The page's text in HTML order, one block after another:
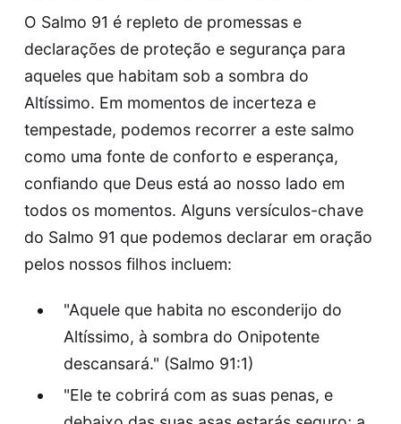
O Salmo 91 é repleto de promessas e
declarações de proteção e segurança para
aqueles que habitam sob a sombra do
Altíssimo. Em momentos de incerteza e
tempestade, podemos recorrer a este salmo
como uma fonte de conforto e esperança,
confiando que Deus está ao nosso lado em
todos os momentos. Alguns versículos-chave
do Salmo 91 que podemos declarar em oração
pelos nossos filhos incluem:
"Aquele que habita no esconderijo do
Altíssimo, à sombra do Onipotente
descansará." (Salmo 91:1)
"Ele te cobrirá com as suas penas, e